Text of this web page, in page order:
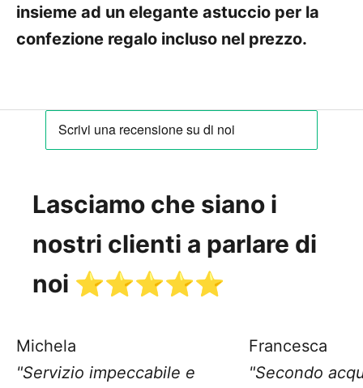
insieme ad un elegante astuccio per la
confezione regalo incluso nel prezzo.
Lasciamo che siano i
nostri clienti a parlare di
noi ⭐️⭐️⭐️⭐️⭐️
Michela
"Servizio impeccabile e
Francesca
"Secondo